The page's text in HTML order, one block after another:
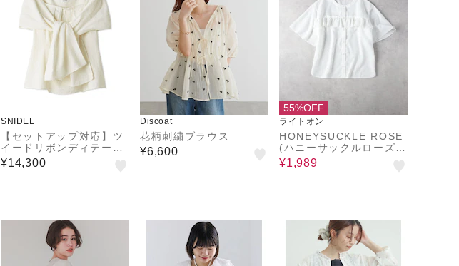
SNIDEL
【セットアップ対応】ツ
イードリボンディテール
ノースリブラウス
¥14,300
Discoat
花柄刺繍ブラウス
¥6,600
55%OFF
ライトオン
HONEYSUCKLE ROSE
(ハニーサックルローズ)
【レディース】フリルブ
ラウス
¥1,989